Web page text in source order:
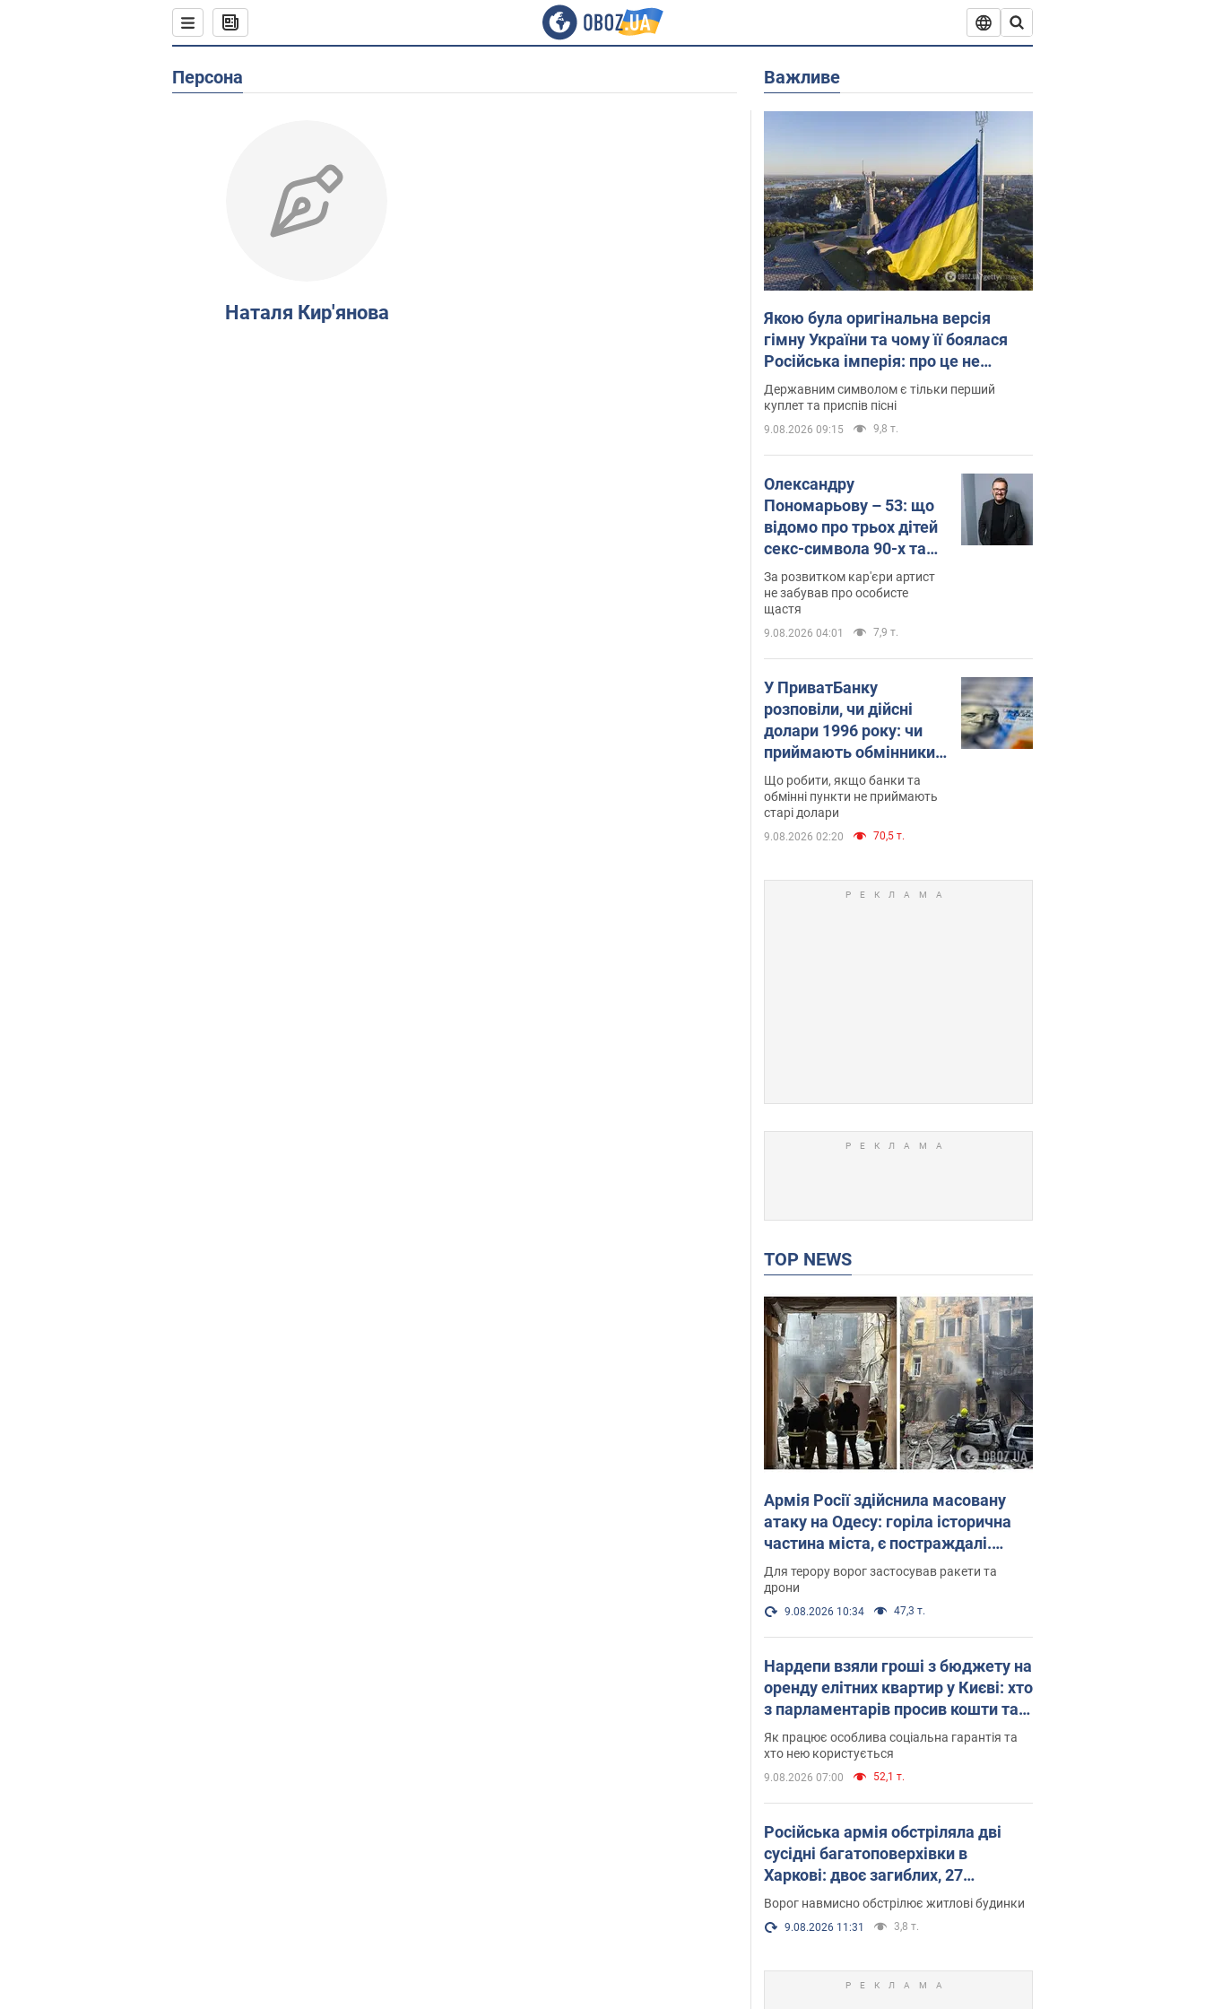
Персона
Наталя Кир'янова
Важливе
Якою була оригінальна версія
гімну України та чому її боялася
Російська імперія: про це не
розповідають у школі
Державним символом є тільки перший
куплет та приспів пісні
9.08.2026 09:15 9,8 т.
Олександру
Пономарьову – 53: що
відомо про трьох дітей
секс-символа 90-х та
який вигляд вони
мають
За розвитком кар'єри артист
не забував про особисте
щастя
9.08.2026 04:01 7,9 т.
У ПриватБанку
розповіли, чи дійсні
долари 1996 року: чи
приймають обмінники
та банки такі купюри
Що робити, якщо банки та
обмінні пункти не приймають
старі долари
9.08.2026 02:20 70,5 т.
TOP NEWS
Армія Росії здійснила масовану
атаку на Одесу: горіла історична
частина міста, є постраждалі.
Фото та відео
Для терору ворог застосував ракети та
дрони
9.08.2026 10:34 47,3 т.
Нардепи взяли гроші з бюджету на
оренду елітних квартир у Києві: хто
з парламентарів просив кошти та
де поселився
Як працює особлива соціальна гарантія та
хто нею користується
9.08.2026 07:00 52,1 т.
Російська армія обстріляла дві
сусідні багатоповерхівки в
Харкові: двоє загиблих, 27
постраждалих
Ворог навмисно обстрілює житлові будинки
9.08.2026 11:31 3,8 т.